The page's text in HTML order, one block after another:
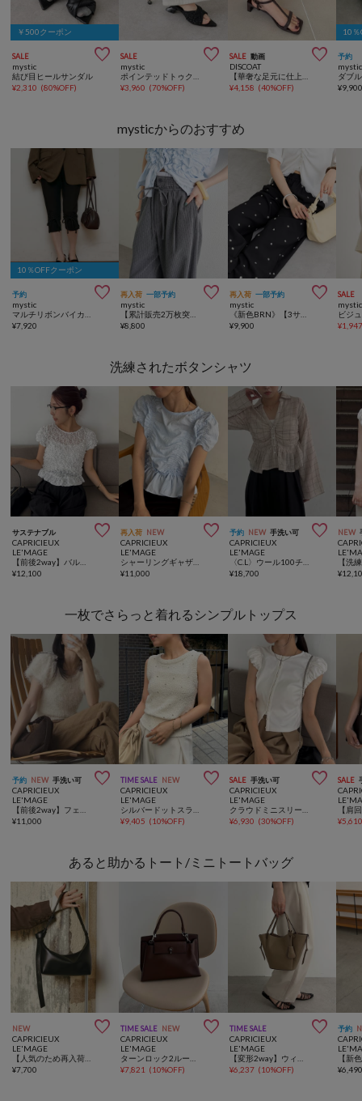
￥500クーポン
SALE 
mystic
結び目ヒールサンダル
¥2,310 (80%OFF)
SALE 
mystic
¥3,960 (70%OFF)
SALE 動画 
DISCOAT
¥4,158 (40%OFF)
10％
予約
mystic
¥
mysticからのおすすめ
10％OFFクーポン
予約 
mystic
¥7,920
再入荷 一部予約 
mystic
¥8,800
再入荷 一部予約 
mystic
《新色BRN》【3サイズ展開/セットアップ対応】ビージーフラワースラックス
¥9,900
SALE
mystic
¥
洗練されたボタンシャツ
サステナブル 
CAPRICIEUX
LE'MAGE
¥12,100
再入荷 NEW 
CAPRICIEUX
LE'MAGE
¥11,000
予約 NEW 手洗い可 
CAPRICIEUX
LE'MAGE
¥18,700
NEW
¥
一枚でさらっと着れるシンプルトップス
予約 NEW 手洗い可 
CAPRICIEUX
LE'MAGE
【前後2way】フェザーパフニット
¥11,000
TIME SALE NEW 
CAPRICIEUX
LE'MAGE
シルバードットスラブタンク
¥9,405 (10%OFF)
SALE 手洗い可 
CAPRICIEUX
LE'MAGE
クラウドミニスリーブT
¥6,930 (30%OFF)
SALE
¥
あると助かるトート/ミニトートバッグ
NEW 
CAPRICIEUX
LE'MAGE
¥7,700
TIME SALE NEW 
CAPRICIEUX
LE'MAGE
¥7,821 (10%OFF)
TIME SALE 
CAPRICIEUX
LE'MAGE
¥6,237 (10%OFF)
予約
¥